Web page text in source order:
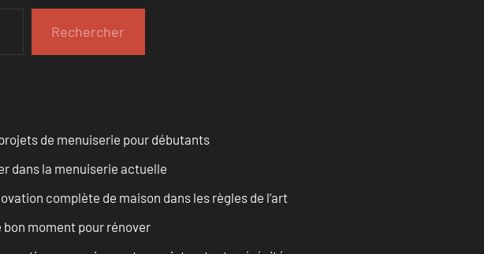
Rechercher
de menuiserie pour débutants
dans la menuiserie actuelle
complète de maison dans les règles de l’art
bon moment pour rénover